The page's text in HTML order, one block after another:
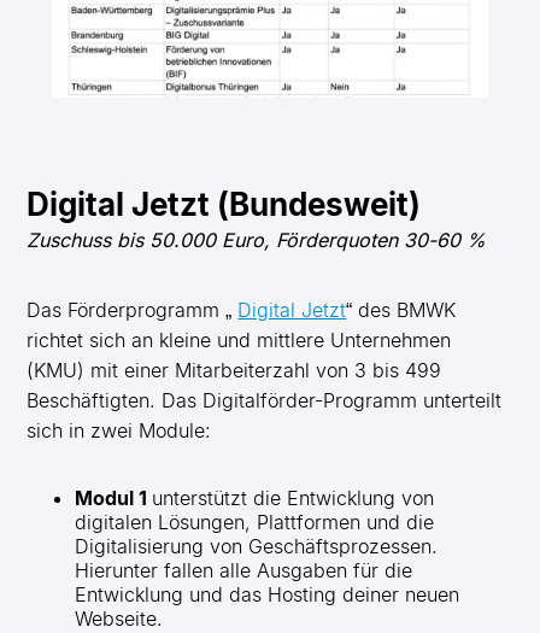
Digital Jetzt (Bundesweit)
Zuschuss bis 50.000 Euro, Förderquoten 30-60 %
Das Förderprogramm „ Digital Jetzt“ des BMWK
richtet sich an kleine und mittlere Unternehmen
(KMU) mit einer Mitarbeiterzahl von 3 bis 499
Beschäftigten. Das Digitalförder-Programm unterteilt
sich in zwei Module:
Modul 1 unterstützt die Entwicklung von
digitalen Lösungen, Plattformen und die
Digitalisierung von Geschäftsprozessen.
Hierunter fallen alle Ausgaben für die
Entwicklung und das Hosting deiner neuen
Webseite.